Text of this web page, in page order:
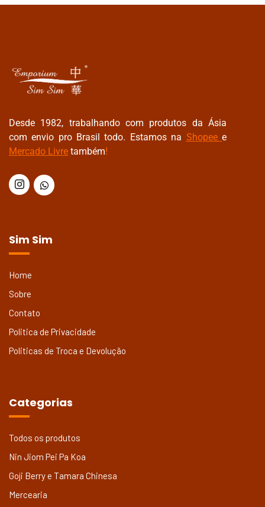
Desde 1982, trabalhando com produtos da Ásia
com envio pro Brasil todo. Estamos na Shopee e
Mercado Livre também!
Sim Sim
Home
Sobre
Contato
Politica de Privacidade
Politicas de Troca e Devolução
Categorias
Todos os produtos
Nin Jiom Pei Pa Koa
Goji Berry e Tamara Chinesa
Mercearia